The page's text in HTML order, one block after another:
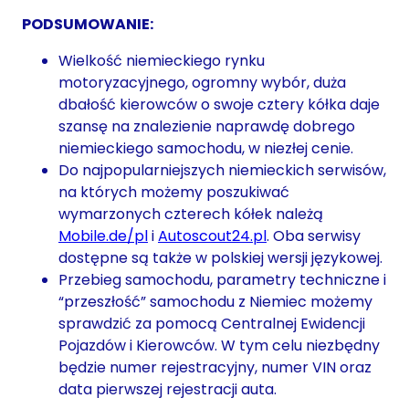
PODSUMOWANIE:
Wielkość niemieckiego rynku
motoryzacyjnego, ogromny wybór, duża
dbałość kierowców o swoje cztery kółka daje
szansę na znalezienie naprawdę dobrego
niemieckiego samochodu, w niezłej cenie.
Do najpopularniejszych niemieckich serwisów,
na których możemy poszukiwać
wymarzonych czterech kółek należą
Mobile.de/pliAutoscout24.pl. Oba serwisy
dostępne są także w polskiej wersji językowej.
Przebieg samochodu, parametry techniczne i
“przeszłość” samochodu z Niemiec możemy
sprawdzić za pomocą Centralnej Ewidencji
Pojazdów i Kierowców. W tym celu niezbędny
będzie numer rejestracyjny, numer VIN oraz
data pierwszej rejestracji auta.